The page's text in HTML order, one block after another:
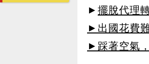
► 擺脫代理
►出國花費
►踩著空氣